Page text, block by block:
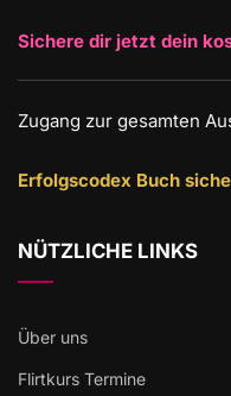
Sichere dir jetzt dein
Zugang zur gesamten
Erfolgscodex Buch
NÜTZLICHE LINKS
Über uns
Flirtkurs Termine